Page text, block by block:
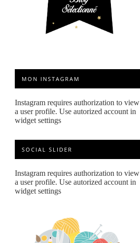
MON INSTAGRAM
Instagram requires authorization to view
a user profile. Use autorized account in
widget settings
SOCIAL SLIDER
Instagram requires authorization to view
a user profile. Use autorized account in
widget settings